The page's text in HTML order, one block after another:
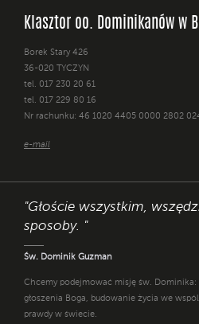
Klasztor oo. Dominikanów w
Borek Stary 426
36-020 TYCZYN
tel. 017 230 20 61
tel. 017 229 80 16
Nr rachunku: 46 1020 4405 0000 2802
e-mail
"Głoście wszystkim,
sposoby. "
Św. Dominik Guzman
Chcemy podejmować misję św.
głoszenia Boga, budowanie życia we
prawdy w świecie.